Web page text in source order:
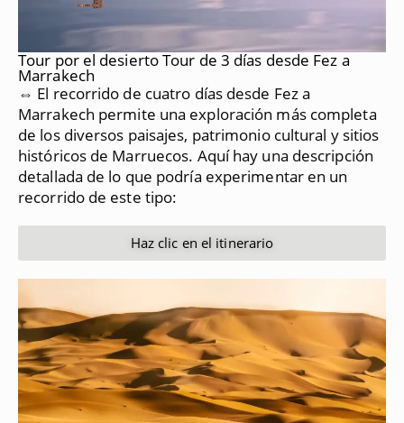
Tour por el desierto Tour de 3 días desde Fez a
Marrakech
⇔ El recorrido de cuatro días desde Fez a
Marrakech permite una exploración más completa
de los diversos paisajes, patrimonio cultural y sitios
históricos de Marruecos. Aquí hay una descripción
detallada de lo que podría experimentar en un
recorrido de este tipo:
Haz clic en el itinerario